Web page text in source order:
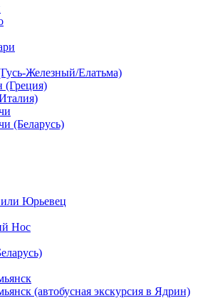
Железный/Елатьма)
(Греция)
(Беларусь)
Юрьевец
Нос
(автобусная экскурсия в Ядрин)